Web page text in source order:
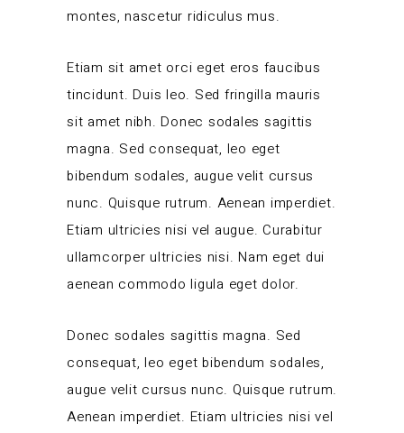
montes, nascetur ridiculus mus.
Etiam sit amet orci eget eros faucibus
tincidunt. Duis leo. Sed fringilla mauris
sit amet nibh. Donec sodales sagittis
magna. Sed consequat, leo eget
bibendum sodales, augue velit cursus
nunc. Quisque rutrum. Aenean imperdiet.
Etiam ultricies nisi vel augue. Curabitur
ullamcorper ultricies nisi. Nam eget dui
aenean commodo ligula eget dolor.
Donec sodales sagittis magna. Sed
consequat, leo eget bibendum sodales,
augue velit cursus nunc. Quisque rutrum.
Aenean imperdiet. Etiam ultricies nisi vel